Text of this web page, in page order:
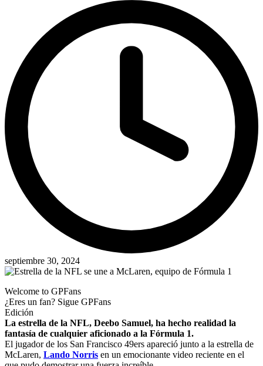
septiembre 30, 2024
Welcome to GPFans
¿Eres un fan? Sigue GPFans
Edición
La estrella de la NFL, Deebo Samuel, ha hecho realidad la
fantasía de cualquier aficionado a la Fórmula 1.
El jugador de los San Francisco 49ers apareció junto a la estrella de
McLaren, Lando Norris en un emocionante video reciente en el